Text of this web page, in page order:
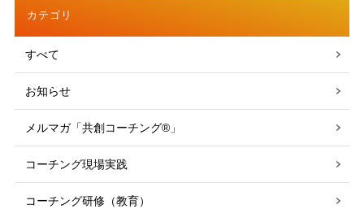
カテゴリ
すべて
お知らせ
メルマガ「共創コーチング®」
コーチング現場実践
コーチング研修（教育）